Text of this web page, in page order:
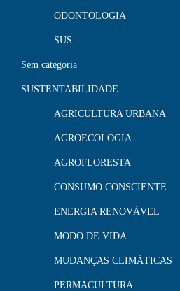
ODONTOLOGIA
SUS
Sem categoria
SUSTENTABILIDADE
AGRICULTURA URBANA
AGROECOLOGIA
AGROFLORESTA
CONSUMO CONSCIENTE
ENERGIA RENOVÁVEL
MODO DE VIDA
MUDANÇAS CLIMÁTICAS
PERMACULTURA